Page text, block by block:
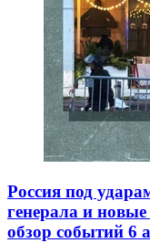
Россия под
генерала и
обзор событий 6